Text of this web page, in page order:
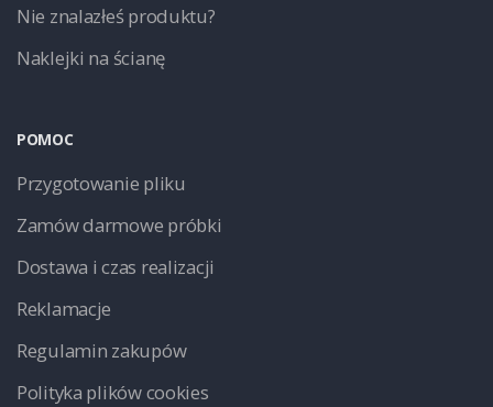
Nie znalazłeś produktu?
Naklejki na ścianę
POMOC
Przygotowanie pliku
Zamów darmowe próbki
Dostawa i czas realizacji
Reklamacje
Regulamin zakupów
Polityka plików cookies